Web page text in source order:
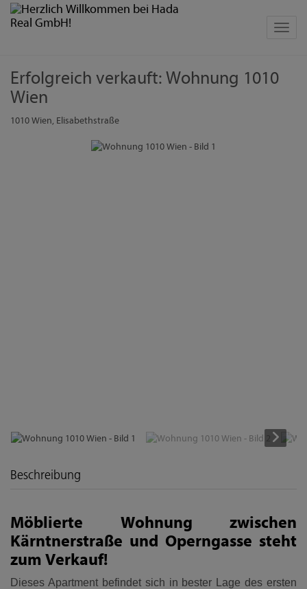
Erfolgreich verkauft: Wohnung 1010
Wien
1010 Wien, Elisabethstraße
Beschreibung
Möblierte Wohnung zwischen
Kärntnerstraße und Operngasse steht
zum Verkauf!
Dieses Apartment befindet sich in bester Lage des ersten